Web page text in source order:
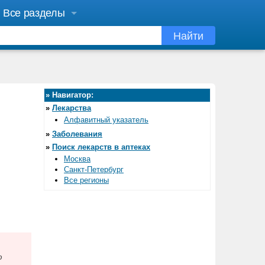
Все разделы
Найти
» Навигатор:
» Лекарства
Алфавитный указатель
» Заболевания
» Поиск лекарств в аптеках
Москва
Санкт-Петербург
Все регионы